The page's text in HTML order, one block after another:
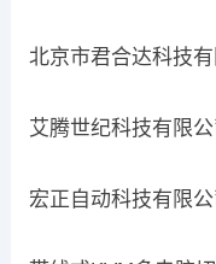
北京市君合达科技有
艾腾世纪科技有限公
宏正自动科技有限公